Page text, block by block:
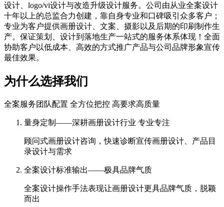
设计、logo/vi设计与改造升级设计服务。公司由从业全案设计
十年以上的总监合力创建，靠自身专业和口碑吸引众多客户；
专业为客户提供画册设计、文案、摄影以及后期的印刷制作生
产。保证策划、设计到落地生产一站式的服务体系体现！全面
协助客户以低成本、高效的方式推广产品与公司品牌形象宣传
最佳效果。
为什么选择我们
全案服务团队配置 全方位把控 高要求高质量
量身定制——深耕画册设计行业 专业专注
顾问式画册设计咨询，快速诊断宣传画册设计、产品目
录设计与需求
全案设计标准输出——极具品牌气质
全案设计操作手法表现让画册设计更具品牌气质，脱颖
而出